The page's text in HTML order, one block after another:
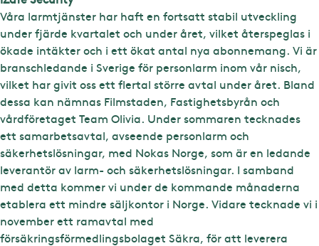
Våra larmtjänster har haft en fortsatt stabil utveckling
under fjärde kvartalet och under året, vilket återspeglas i
ökade intäkter och i ett ökat antal nya abonnemang. Vi är
branschledande i Sverige för personlarm inom vår nisch,
vilket har givit oss ett flertal större avtal under året. Bland
dessa kan nämnas Filmstaden, Fastighetsbyrån och
vårdföretaget Team Olivia. Under sommaren tecknades
ett samarbetsavtal, avseende personlarm och
säkerhetslösningar, med Nokas Norge, som är en ledande
leverantör av larm- och säkerhetslösningar. I samband
med detta kommer vi under de kommande månaderna
etablera ett mindre säljkontor i Norge. Vidare tecknade vi i
november ett ramavtal med
försäkringsförmedlingsbolaget Säkra, för att leverera